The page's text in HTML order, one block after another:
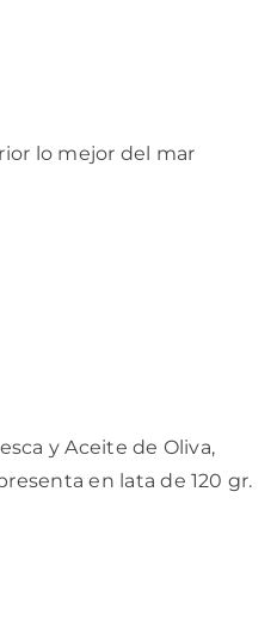
lo mejor del mar
y Aceite de Oliva,
en lata de 120 gr.